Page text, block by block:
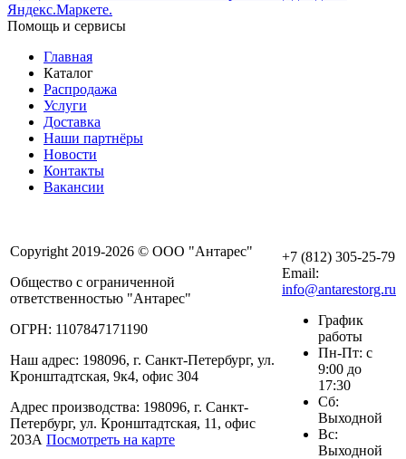
Помощь и сервисы
Главная
Каталог
Распродажа
Услуги
Доставка
Наши партнёры
Новости
Контакты
Вакансии
Copyright 2019-2026 © ООО "Антарес"
Общество с ограниченной
ответственностью "Антарес"
ОГРН: 1107847171190
Наш адрес: 198096, г. Санкт-Петербург, ул.
Кронштадтская, 9к4, офис 304
Адрес производства: 198096, г. Санкт-
Петербург, ул. Кронштадтская, 11, офис
203А Посмотреть на карте
+7 (812) 305-25-79
Email:
info@antarestorg.ru
График
работы
Пн-Пт: с
9:00 до
17:30
Сб:
Выходной
Вс:
Выходной